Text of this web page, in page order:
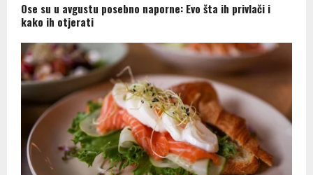
Ose su u avgustu posebno naporne: Evo šta ih privlači i
kako ih otjerati